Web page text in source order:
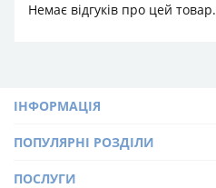
Немає відгуків про цей товар.
ІНФОРМАЦІЯ
ПОПУЛЯРНІ РОЗДІЛИ
ПОСЛУГИ